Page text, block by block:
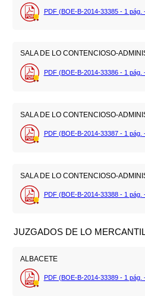
PDF (BOE-B-2014-33385 - 1 pág.
SALA DE LO CONTENCIOSO-
PDF (BOE-B-2014-33386 - 1 pág.
SALA DE LO CONTENCIOSO-
PDF (BOE-B-2014-33387 - 1 pág.
SALA DE LO CONTENCIOSO-
PDF (BOE-B-2014-33388 - 1 pág.
JUZGADOS DE LO
ALBACETE
PDF (BOE-B-2014-33389 - 1 pág.